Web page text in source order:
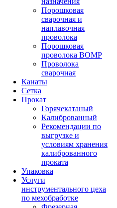
Порошковая
сварочная и
наплавочная
проволока
Порошковая
проволока ВОМР
Проволока
сварочная
Канаты
Сетка
Прокат
Горячекатаный
Калиброванный
Рекомендации по
выгрузке и
условиям хранения
калиброванного
проката
Упаковка
Услуги
инструментального цеха
по мехобработке